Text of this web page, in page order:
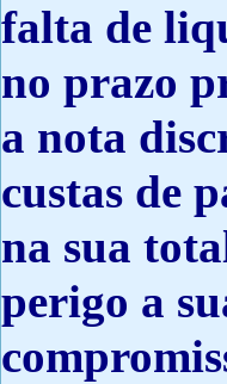
falta de
no prazo
a nota
custas de
na sua
perigo a